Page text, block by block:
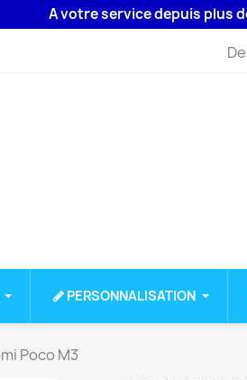
A votre service depuis plus de 15
PERSONNALISATION
Poco M3